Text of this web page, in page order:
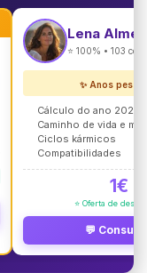
Lena
⭐ 100% • 103
✨ Anos
Cálculo do ano 2026
Caminho de vida e
Ciclos kármicos
Compatibilidades
1€
⭐ Oferta de
💬